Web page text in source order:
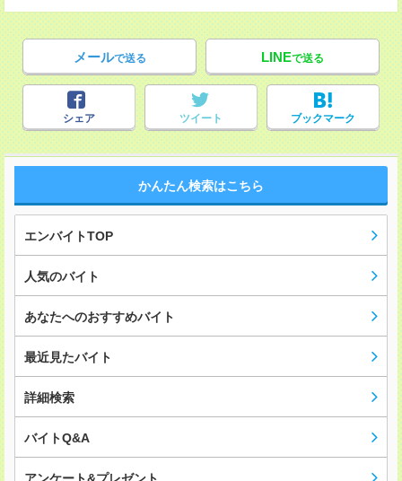
メールで送る LINEで送る
シェア ツイート ブックマーク
かんたん検索はこちら
エンバイトTOP
人気のバイト
あなたへのおすすめバイト
最近見たバイト
詳細検索
バイトQ&A